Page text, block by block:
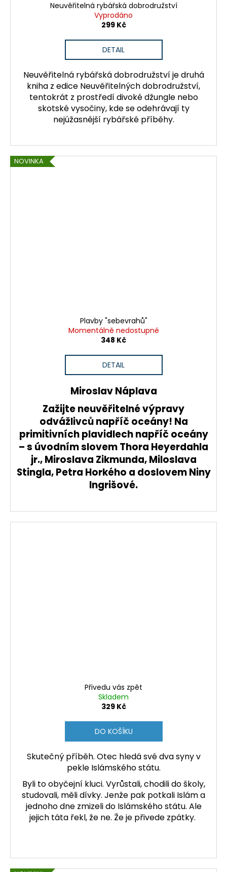
Neuvěřitelná rybářská dobrodružství
Vyprodáno
299 Kč
DETAIL
Neuvěřitelná rybářská dobrodružství je druhá
kniha z edice Neuvěřitelných dobrodružství,
tentokrát z prostředí divoké džungle nebo
skotské vysočiny, kde se odehrávají ty
nejúžasnější rybářské příběhy.
NOVINKA
Plavby "sebevrahů"
Momentálně nedostupné
348 Kč
DETAIL
Miroslav Náplava
Zažijte neuvěřitelné výpravy
odvážlivců napříč oceány! Na
primitivních plavidlech napříč oceány
– s úvodním slovem Thora Heyerdahla
jr., Miroslava Zikmunda, Miloslava
Stingla, Petra Horkého a doslovem Niny
Ingrišové.
Přivedu vás zpět
Skladem
329 Kč
DO KOŠÍKU
Skutečný příběh. Otec hledá své dva syny v
pekle Islámského státu.
Byli to obyčejní kluci. Vyrůstali, chodili do školy,
studovali, měli dívky. Jenže pak potkali Islám a
jednoho dne zmizeli do Islámského státu. Ale
jejich táta řekl, že ne. Že je přivede zpátky.